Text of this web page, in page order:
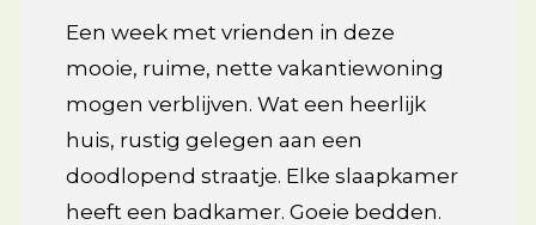
Een week met vrienden in deze
mooie, ruime, nette vakantiewoning
mogen verblijven. Wat een heerlijk
huis, rustig gelegen aan een
doodlopend straatje. Elke slaapkamer
heeft een badkamer. Goeie bedden.